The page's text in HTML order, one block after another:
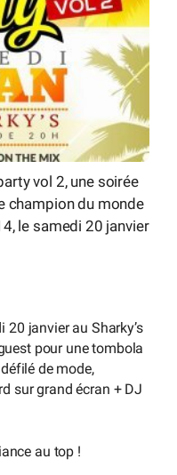
vol 2, une soirée
champion du monde
le samedi 20 janvier
20 janvier au Sharky’s
pour une tombola
de mode,
sur grand écran + DJ
au top !